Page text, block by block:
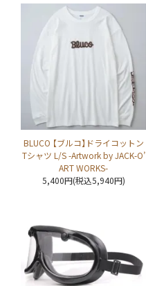
BLUCO 【ブルコ】ドライコットン
Tシャツ L/S -Artwork by JACK-O’
ART WORKS-
5,400円(税込5,940円)